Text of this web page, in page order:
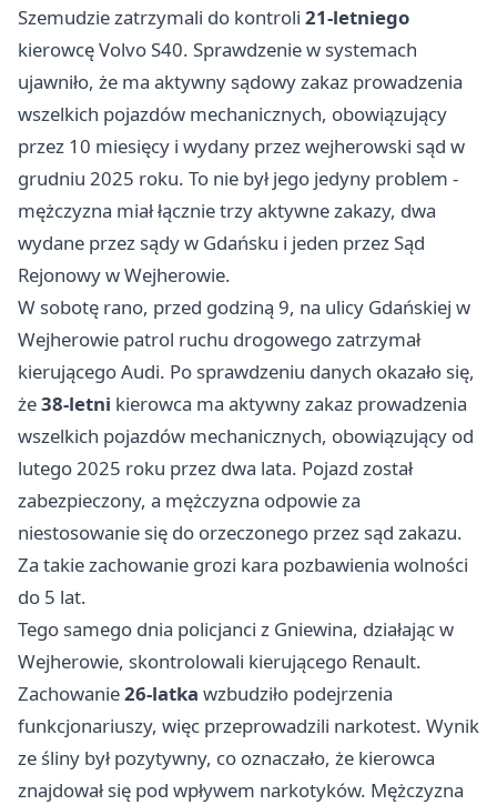
Szemudzie zatrzymali do kontroli 21-letniego
kierowcę Volvo S40. Sprawdzenie w systemach
ujawniło, że ma aktywny sądowy zakaz prowadzenia
wszelkich pojazdów mechanicznych, obowiązujący
przez 10 miesięcy i wydany przez wejherowski sąd w
grudniu 2025 roku. To nie był jego jedyny problem -
mężczyzna miał łącznie trzy aktywne zakazy, dwa
wydane przez sądy w Gdańsku i jeden przez Sąd
Rejonowy w Wejherowie.
W sobotę rano, przed godziną 9, na ulicy Gdańskiej w
Wejherowie patrol ruchu drogowego zatrzymał
kierującego Audi. Po sprawdzeniu danych okazało się,
że38-letni kierowca ma aktywny zakaz prowadzenia
wszelkich pojazdów mechanicznych, obowiązujący od
lutego 2025 roku przez dwa lata. Pojazd został
zabezpieczony, a mężczyzna odpowie za
niestosowanie się do orzeczonego przez sąd zakazu.
Za takie zachowanie grozi kara pozbawienia wolności
do 5 lat.
Tego samego dnia policjanci z Gniewina, działając w
Wejherowie, skontrolowali kierującego Renault.
Zachowanie26-latka wzbudziło podejrzenia
funkcjonariuszy, więc przeprowadzili narkotest. Wynik
ze śliny był pozytywny, co oznaczało, że kierowca
znajdował się pod wpływem narkotyków. Mężczyzna